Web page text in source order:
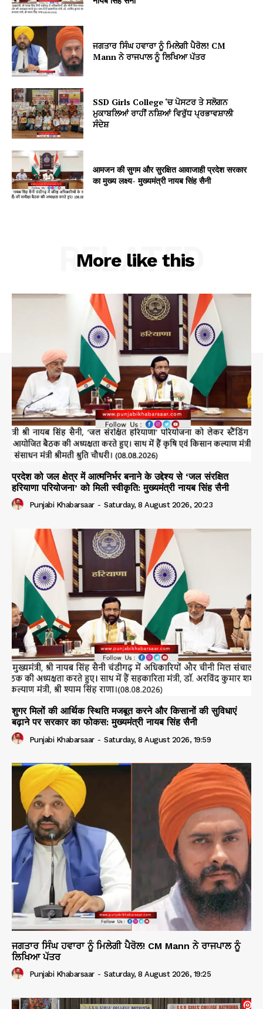
ਜਗਤਾਰ ਸਿੰਘ ਹਵਾਰਾ ਨੂੰ ਮਿਲੇਗੀ ਪੈਰੋਲ! CM
Mann ਨੇ ਰਾਜਪਾਲ ਨੂੰ ਲਿਖਿਆ ਪੱਤਰ
SSD Girls College ‘ਚ ਪੋਸਟਰ ਤੇ ਸਲੋਗਨ
ਮੁਕਾਬਲਿਆਂ ਰਾਹੀਂ ਨਸ਼ਿਆਂ ਵਿਰੁੱਧ ਪ੍ਰਭਾਵਸ਼ਾਲੀ
ਸੰਦੇਸ਼
आमजन की सुगम और सुरक्षित आवाजाही प्रदेश सरकार
का मुख्य लक्ष्य- मुख्यमंत्री नायब सिंह सैनी
More like this
RELATED
प्रदेश को जल क्षेत्र में आत्मनिर्भर बनाने के उद्देश्य से ‘जल संरक्षित
हरियाणा परियोजना’ को मिली स्वीकृति: मुख्यमंत्री नायब सिंह सैनी
Punjabi Khabarsaar - Saturday, 8 August 2026, 20:23
शुगर मिलों की आर्थिक स्थिति मजबूत करने और किसानों की सुविधाएं
बढ़ाने पर सरकार का फोकस: मुख्यमंत्री नायब सिंह सैनी
Punjabi Khabarsaar - Saturday, 8 August 2026, 19:59
ਜਗਤਾਰ ਸਿੰਘ ਹਵਾਰਾ ਨੂੰ ਮਿਲੇਗੀ ਪੈਰੋਲ! CM Mann ਨੇ ਰਾਜਪਾਲ ਨੂੰ
ਲਿਖਿਆ ਪੱਤਰ
Punjabi Khabarsaar - Saturday, 8 August 2026, 19:25